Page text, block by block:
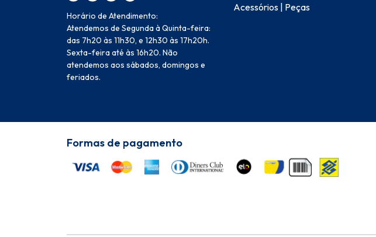
Horário de Atendimento:
Atendemos de Segunda à Quinta-feira:
das 7h20 às 11h30, e 12h30 às 17h20h.
Sexta-feira até às 16h20. Não
atendemos aos sábados, domingos e
feriados.
Acessórios | Peças
Formas de pagamento